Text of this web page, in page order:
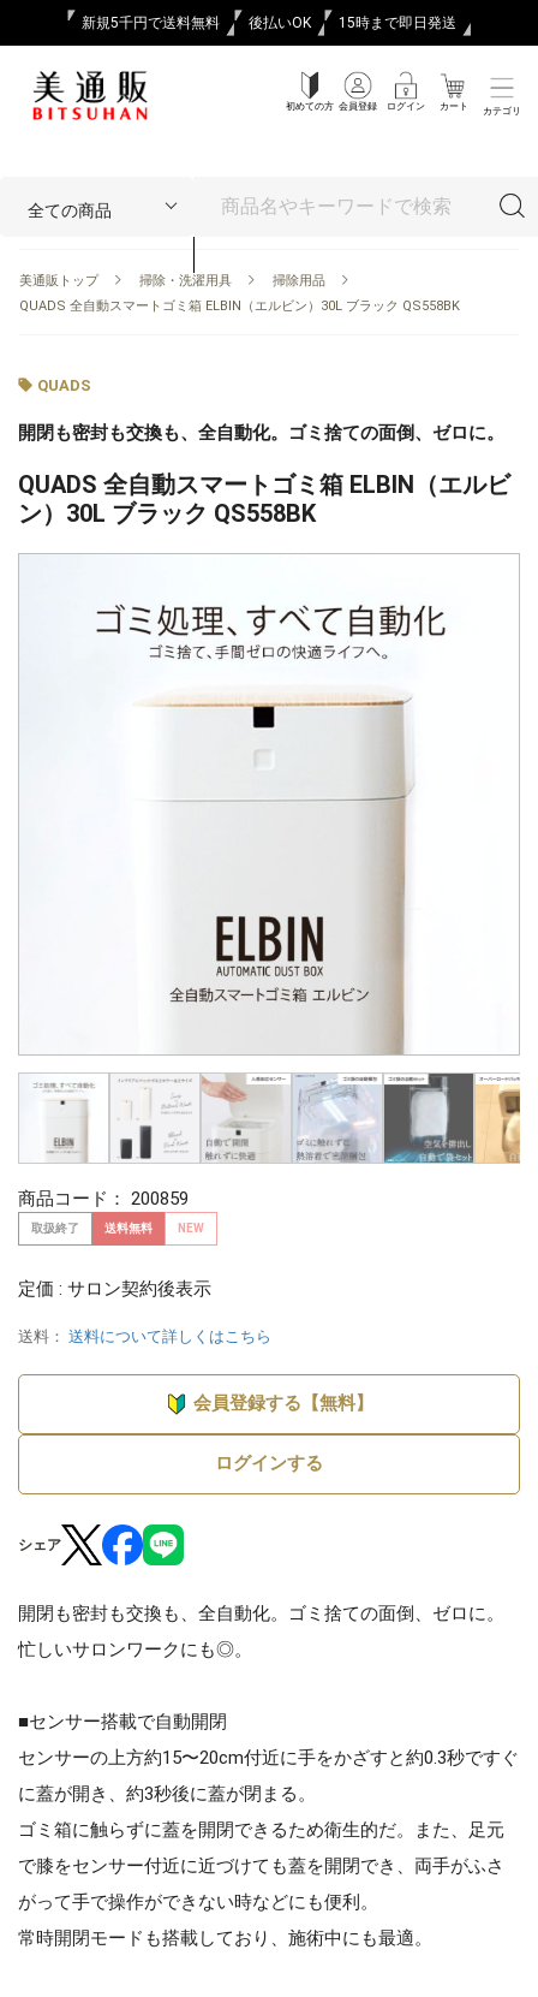
新規5千円で送料無料 後払いOK 15時まで即日発送
初めての方 会員登録 ログイン カート カテゴリ
美通販トップ 掃除・洗濯用具
掃除用品
QUADS 全自動スマートゴミ箱 ELBIN（エルビン）30L ブラック QS558BK
QUADS
開閉も密封も交換も、全自動化。ゴミ捨ての面倒、ゼロに。
QUADS 全自動スマートゴミ箱 ELBIN（エルビ
ン）30L ブラック QS558BK
商品コード： 200859
取扱終了 送料無料 NEW
定価 : サロン契約後表示
送料： 送料について詳しくはこちら
会員登録する【無料】
ログインする
シェア
開閉も密封も交換も、全自動化。ゴミ捨ての面倒、ゼロに。
忙しいサロンワークにも◎。
■センサー搭載で自動開閉
センサーの上方約15〜20cm付近に手をかざすと約0.3秒ですぐ
に蓋が開き、約3秒後に蓋が閉まる。
ゴミ箱に触らずに蓋を開閉できるため衛生的だ。また、足元
で膝をセンサー付近に近づけても蓋を開閉でき、両手がふさ
がって手で操作ができない時などにも便利。
常時開閉モードも搭載しており、施術中にも最適。